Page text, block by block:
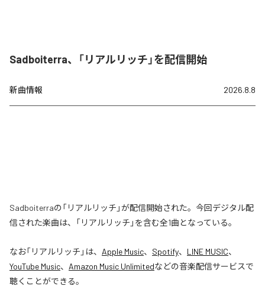
Sadboiterra、「リアルリッチ」を配信開始
新曲情報 2026.8.8
Sadboiterraの「リアルリッチ」が配信開始された。今回デジタル配
信された楽曲は、「リアルリッチ」を含む全1曲となっている。
なお「リアルリッチ 」は、 Apple Music、 Spotify、 LINE MUSIC、
YouTube Music、 Amazon Music Unlimitedなどの音楽配信サービスで
聴くことができる。